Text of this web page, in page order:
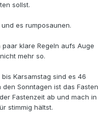
sollst.
es rumposaunen.
klare Regeln aufs Auge
mehr so.
Karsamstag sind es 46
Sonntagen ist das Fasten
Fastenzeit ab und mach in
stimmig hältst.